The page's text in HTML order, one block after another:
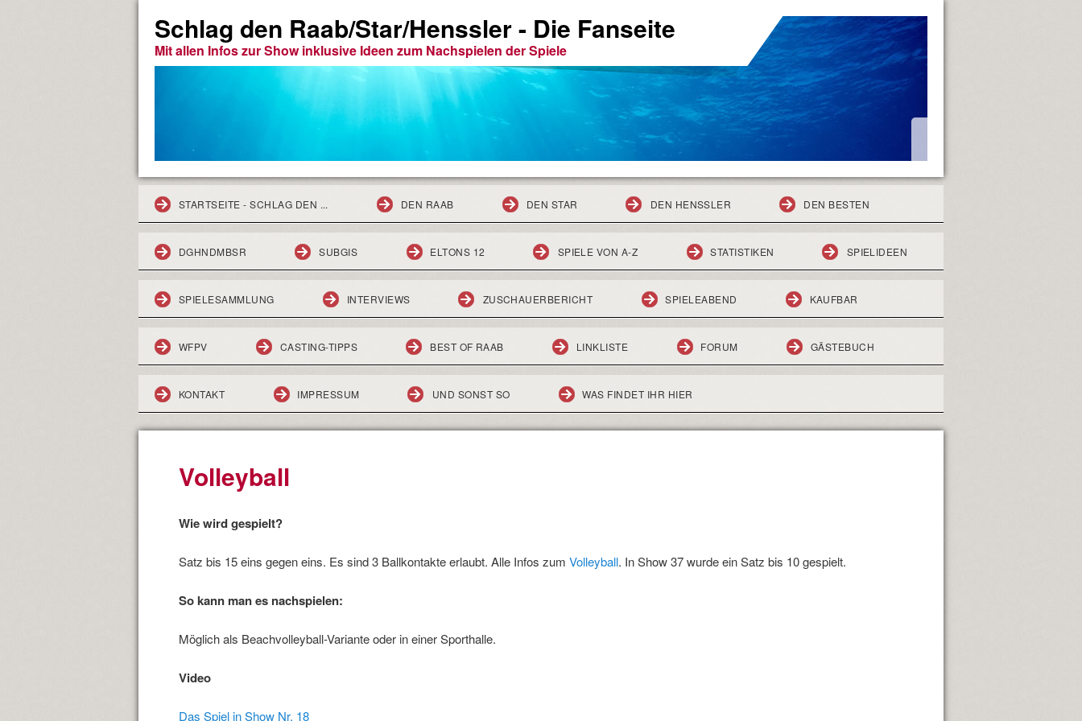
Schlag den Raab/Star/Henssler - Die Fanseite
Mit allen Infos zur Show inklusive Ideen zum Nachspielen der Spiele
STARTSEITE - SCHLAG DEN ... DEN RAAB DEN STAR DEN HENSSLER DEN BESTEN
DGHNDMBSR SUBGIS ELTONS 12 SPIELE VON A-Z STATISTIKEN SPIELIDEEN
SPIELESAMMLUNG INTERVIEWS ZUSCHAUERBERICHT SPIELEABEND KAUFBAR
WFPV CASTING-TIPPS BEST OF RAAB LINKLISTE FORUM GÄSTEBUCH
KONTAKT IMPRESSUM UND SONST SO WAS FINDET IHR HIER
Volleyball
Wie wird gespielt?
Satz bis 15 eins gegen eins. Es sind 3 Ballkontakte erlaubt. Alle Infos zum Volleyball. In Show 37 wurde ein Satz bis 10 gespielt.
So kann man es nachspielen:
Möglich als Beachvolleyball-Variante oder in einer Sporthalle.
Video
Das Spiel in Show Nr. 18